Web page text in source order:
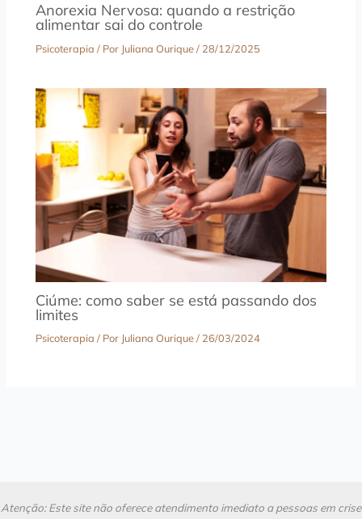
Anorexia Nervosa: quando a restrição
alimentar sai do controle
Psicoterapia / Por Juliana Ourique/ 28/12/2025
Ciúme: como saber se está passando dos
limites
Psicoterapia / Por Juliana Ourique/ 26/03/2024
Atenção: Este site não oferece atendimento imediato a pessoas em crise